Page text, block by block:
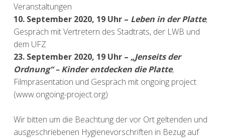
Veranstaltungen
10. September 2020, 19 Uhr – Leben in der Platte,
Gespräch mit Vertretern des Stadtrats, der LWB und
dem UFZ
23. September 2020, 19 Uhr– „Jenseits der
Ordnung“– Kinder entdecken die Platte,
Filmpräsentation und Gespräch mit ongoing project
(www.ongoing-project.org)
Wir bitten um die Beachtung der vor Ort geltenden und
ausgeschriebenen Hygienevorschriften in Bezug auf